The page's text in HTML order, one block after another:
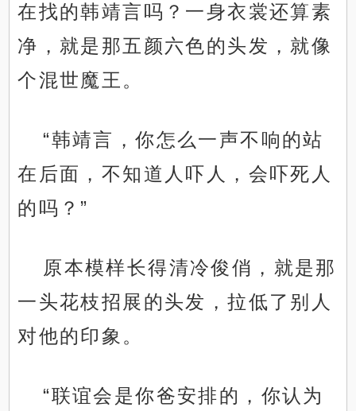
在找的韩靖言吗？一身衣裳还算素
净，就是那五颜六色的头发，就像
个混世魔王。
“韩靖言，你怎么一声不响的站
在后面，不知道人吓人，会吓死人
的吗？”
原本模样长得清冷俊俏，就是那
一头花枝招展的头发，拉低了别人
对他的印象。
“联谊会是你爸安排的，你认为